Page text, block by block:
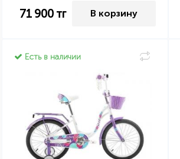
71 900 тг В корзину
Есть в наличии